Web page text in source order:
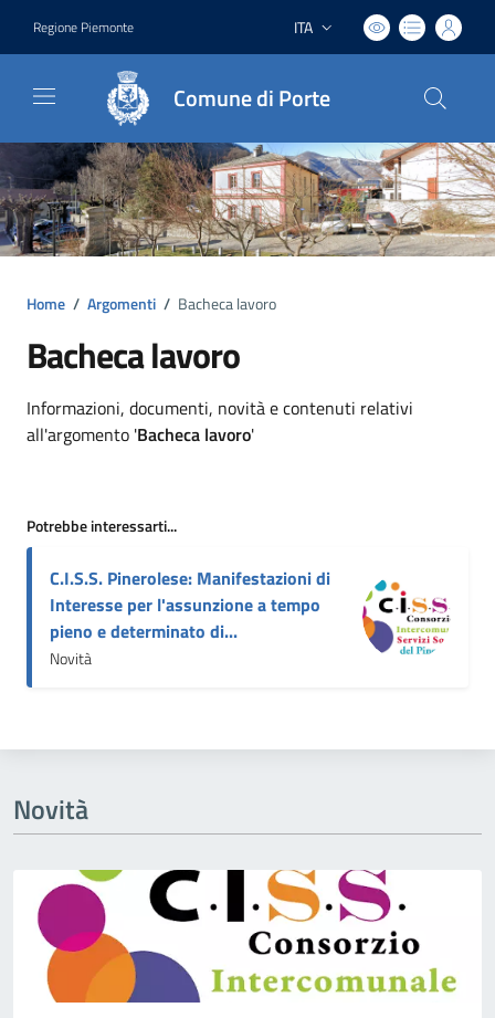
Regione Piemonte Lingua attiva:
ITA
Comune di Porte
Home / Argomenti / Bacheca lavoro
Bacheca lavoro
Dettagli argomento
Informazioni, documenti, novità e contenuti relativi
all'argomento 'Bacheca lavoro'
Potrebbe interessarti...
C.I.S.S. Pinerolese: Manifestazioni di
Interesse per l'assunzione a tempo
pieno e determinato di...
Novità
Novità